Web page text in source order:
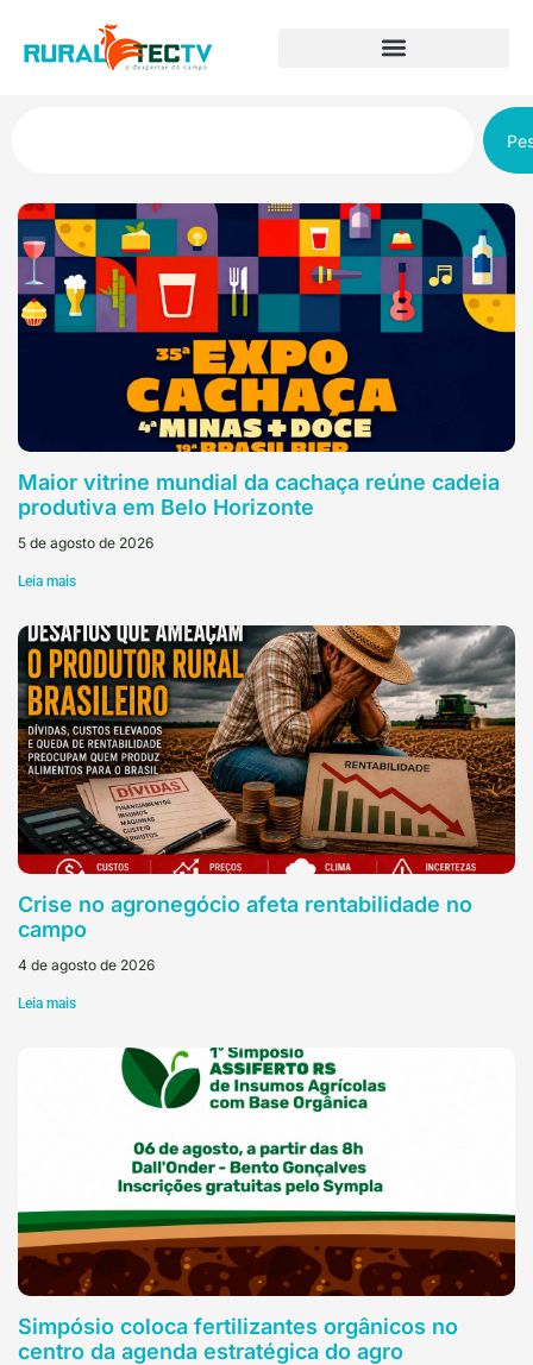
Maior vitrine mundial da cachaça reúne cadeia
produtiva em Belo Horizonte
5 de agosto de 2026
Leia mais
Crise no agronegócio afeta rentabilidade no
campo
4 de agosto de 2026
Leia mais
Simpósio coloca fertilizantes orgânicos no
centro da agenda estratégica do agro